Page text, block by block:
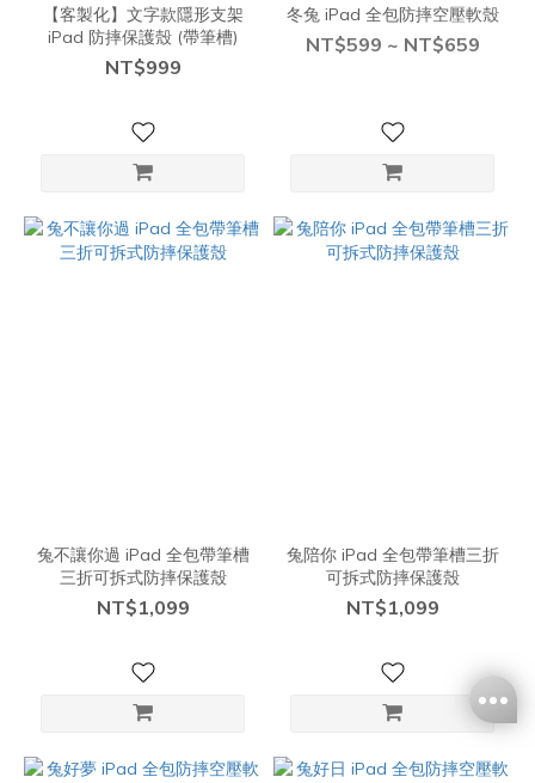
【客製化】文字款隱形支架
iPad 防摔保護殼 (帶筆槽)
NT$999
冬兔 iPad 全包防摔空壓軟殼
NT$599 ~ NT$659
兔不讓你過 iPad 全包帶筆槽
三折可拆式防摔保護殼
NT$1,099
兔陪你 iPad 全包帶筆槽三折
可拆式防摔保護殼
NT$1,099